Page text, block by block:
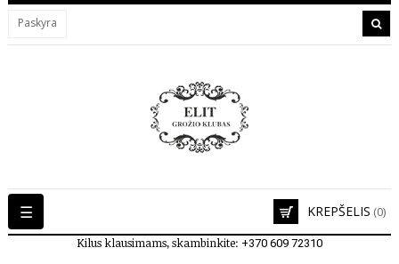
Paskyra
KREPŠELIS (0)
Toggle
navigation
☰
Kilus klausimams, skambinkite: +370 609 72310